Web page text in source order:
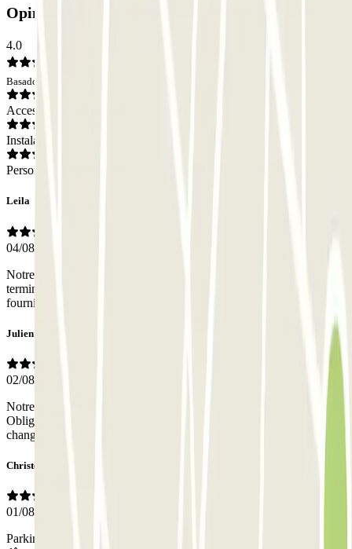
Opiniones
4.0
Basado en 883 opiniones
Acceso
Instalaciones
Personal
Leila
04/08/2026
Notre vol a eu 2 heures de retard et notre réservation était donc
terminée mais la jeune femme à la caisse a été adorable et a pu nous
fournir un ticket de sortie sans avoir à rajouter d’argent.
Julien
02/08/2026
Notre ticket ne fonctionnait plus et personne pour nous répondre.
Obligé de ressortir pour aller voir quelqu'un dans les bureau pour
changer le ticket.
Christelle
01/08/2026
Parking mal indiqué... reconnaissance de ma plaque non réalisé, j ai